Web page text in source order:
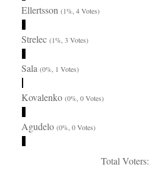
Ellertsson(1%, 4 Votes)
Strelec(1%, 3 Votes)
Sala(0%, 1 Votes)
Kovalenko(0%, 0 Votes)
Agudelo(0%, 0 Votes)
Total Voters: